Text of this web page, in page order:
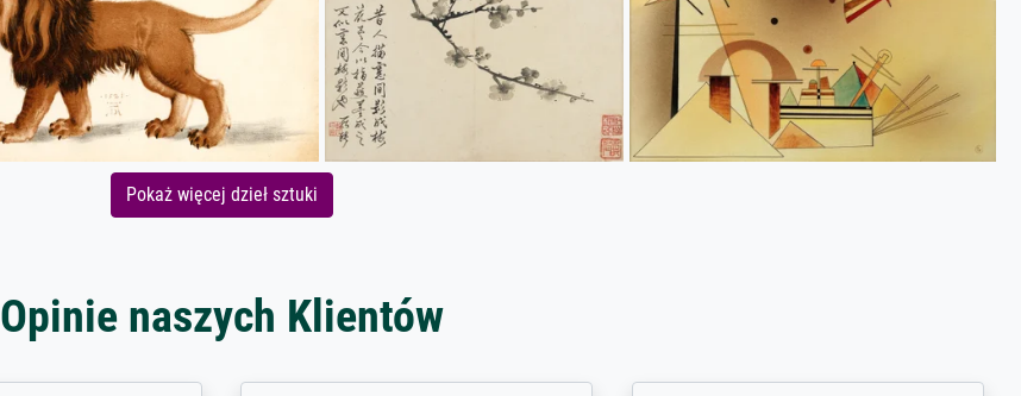
Pokaż więcej dzieł sztuki
Opinie naszych Klientów